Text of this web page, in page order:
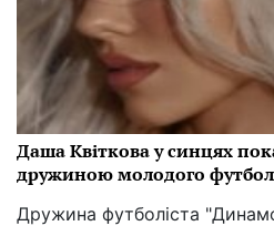
Даша Квіткова у синцях
дружиною молодого
Дружина футболіста